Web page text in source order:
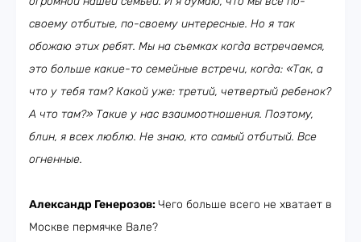
своему отбитые, по-своему интересные. Но я так
обожаю этих ребят. Мы на съемках когда встречаемся,
это больше какие-то семейные встречи, когда: «Так, а
что у тебя там? Какой уже: третий, четвертый ребенок?
А что там?» Такие у нас взаимоотношения. Поэтому,
блин, я всех люблю. Не знаю, кто самый отбитый. Все
огненные.
Александр Генерозов:Чего больше всего не хватает в
Москве пермячке Вале?